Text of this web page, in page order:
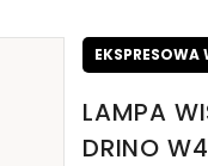
EKSPRESOWA
LAMPA
DRINO W4